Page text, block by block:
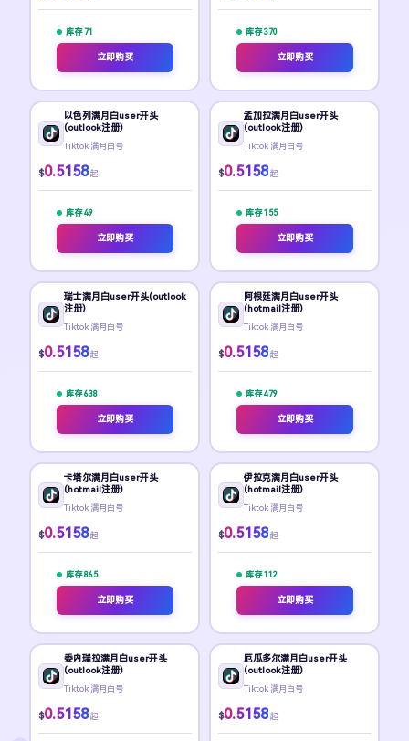
库存 71
立即购买
库存 370
立即购买
以色列满月白user开头
(outlook注册)
Tiktok 满月白号
$0.5158 起
库存 49
立即购买
孟加拉满月白user开头
(outlook注册)
Tiktok 满月白号
$0.5158 起
库存 155
立即购买
瑞士满月白user开头(outlook
注册)
Tiktok 满月白号
$0.5158 起
库存 638
立即购买
阿根廷满月白user开头
(hotmail注册)
Tiktok 满月白号
$0.5158 起
库存 479
立即购买
卡塔尔满月白user开头
(hotmail注册)
Tiktok 满月白号
$0.5158 起
库存 865
立即购买
伊拉克满月白user开头
(hotmail注册)
Tiktok 满月白号
$0.5158 起
库存 112
立即购买
委内瑞拉满月白user开头
(outlook注册)
Tiktok 满月白号
$0.5158 起
厄瓜多尔满月白user开头
(outlook注册)
Tiktok 满月白号
$0.5158 起